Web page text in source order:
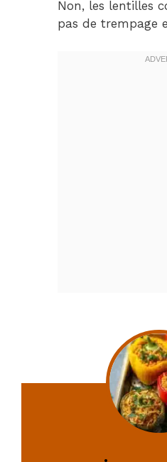
Non, les lentilles
pas de trempage